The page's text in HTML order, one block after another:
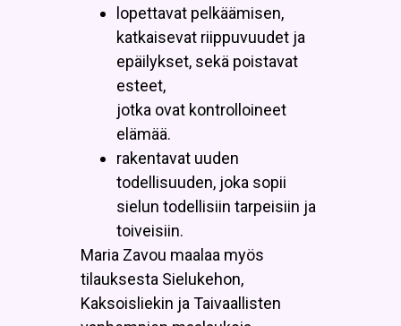
lopettavat pelkäämisen,
katkaisevat riippuvuudet ja
epäilykset, sekä poistavat
esteet,
jotka ovat kontrolloineet
elämää.
rakentavat uuden
todellisuuden, joka sopii
sielun todellisiin tarpeisiin ja
toiveisiin.
Maria Zavou maalaa myös
tilauksesta Sielukehon,
Kaksoisliekin ja Taivaallisten